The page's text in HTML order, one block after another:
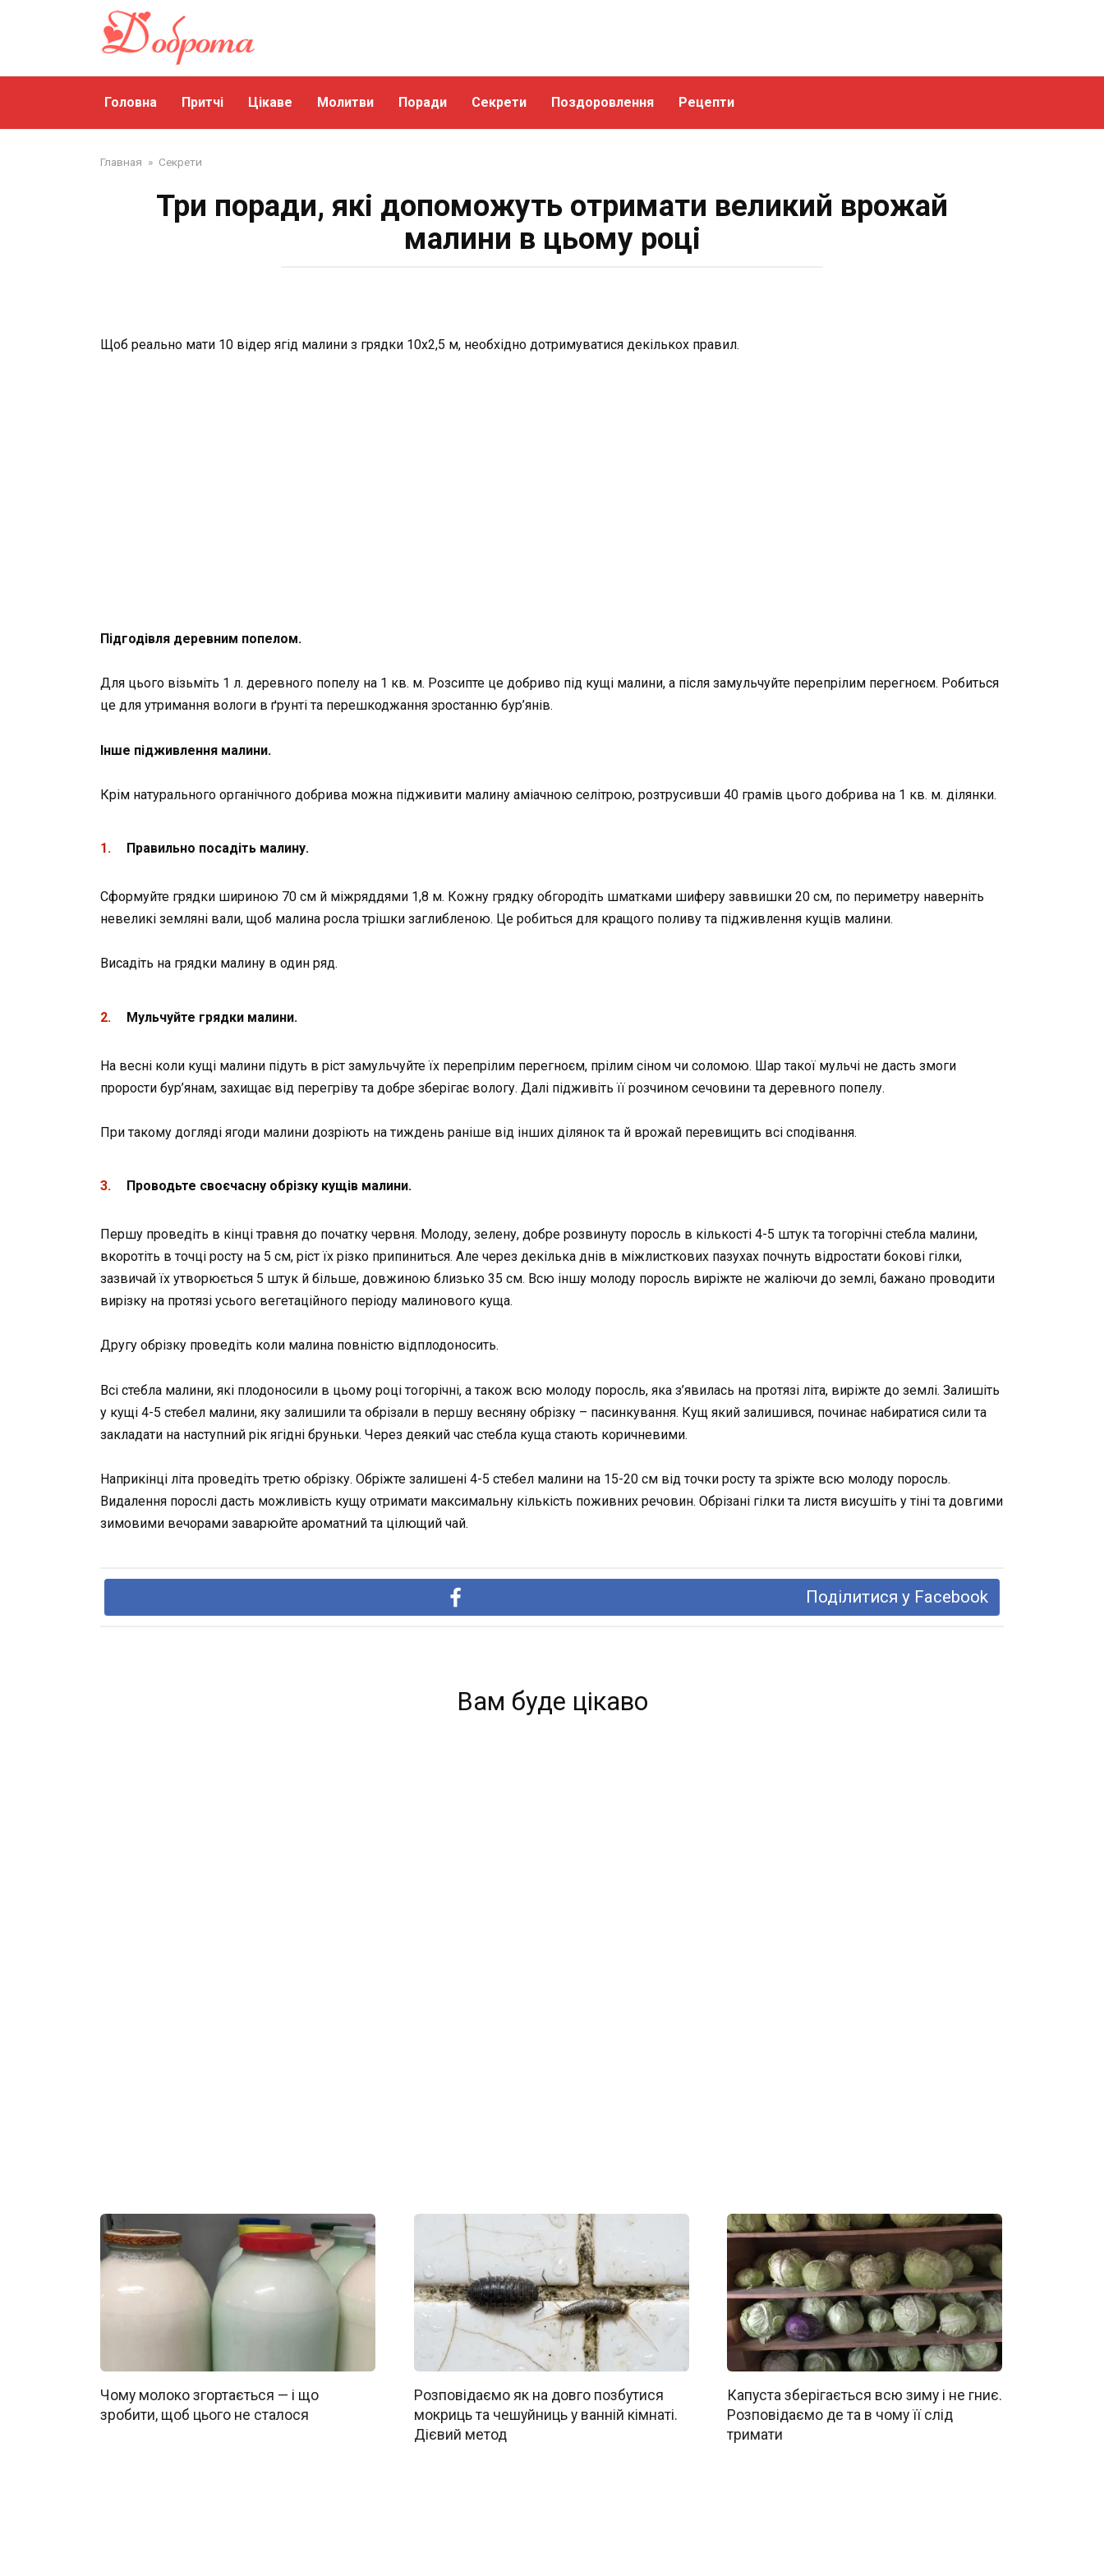
Головна Притчі Цікаве Молитви Поради Секрети Поздоровлення Рецепти
Главная » Секрети
Три поради, які допоможуть отримати великий врожай
малини в цьому році
Щоб реально мати 10 відер ягід малини з грядки 10х2,5 м, необхідно дотримуватися декількох правил.
Підгодівля деревним попелом.
Для цього візьміть 1 л. деревного попелу на 1 кв. м. Розсипте це добриво під кущі малини, а після замульчуйте перепрілим перегноєм. Робиться
це для утримання вологи в ґрунті та перешкоджання зростанню бур’янів.
Інше підживлення малини.
Крім натурального органічного добрива можна підживити малину аміачною селітрою, розтрусивши 40 грамів цього добрива на 1 кв. м. ділянки.
Правильно посадіть малину.
Сформуйте грядки шириною 70 см й міжряддями 1,8 м. Кожну грядку обгородіть шматками шиферу заввишки 20 см, по периметру наверніть
невеликі земляні вали, щоб малина росла трішки заглибленою. Це робиться для кращого поливу та підживлення кущів малини.
Висадіть на грядки малину в один ряд.
Мульчуйте грядки малини.
На весні коли кущі малини підуть в ріст замульчуйте їх перепрілим перегноєм, прілим сіном чи соломою. Шар такої мульчі не дасть змоги
прорости бур’янам, захищає від перегріву та добре зберігає вологу. Далі підживіть її розчином сечовини та деревного попелу.
При такому догляді ягоди малини дозріють на тиждень раніше від інших ділянок та й врожай перевищить всі сподівання.
Проводьте своєчасну обрізку кущів малини.
Першу проведіть в кінці травня до початку червня. Молоду, зелену, добре розвинуту поросль в кількості 4-5 штук та тогорічні стебла малини,
вкоротіть в точці росту на 5 см, ріст їх різко припиниться. Але через декілька днів в міжлисткових пазухах почнуть відростати бокові гілки,
зазвичай їх утворюється 5 штук й більше, довжиною близько 35 см. Всю іншу молоду поросль виріжте не жаліючи до землі, бажано проводити
вирізку на протязі усього вегетаційного періоду малинового куща.
Другу обрізку проведіть коли малина повністю відплодоносить.
Всі стебла малини, які плодоносили в цьому році тогорічні, а також всю молоду поросль, яка з’явилась на протязі літа, виріжте до землі. Залишіть
у кущі 4-5 стебел малини, яку залишили та обрізали в першу весняну обрізку – пасинкування. Кущ який залишився, починає набиратися сили та
закладати на наступний рік ягідні бруньки. Через деякий час стебла куща стають коричневими.
Наприкінці літа проведіть третю обрізку. Обріжте залишені 4-5 стебел малини на 15-20 см від точки росту та зріжте всю молоду поросль.
Видалення порослі дасть можливість кущу отримати максимальну кількість поживних речовин. Обрізані гілки та листя висушіть у тіні та довгими
зимовими вечорами заварюйте ароматний та цілющий чай.
Поділитися у Facebook
Вам буде цікаво
Чому молоко згортається — і що
зробити, щоб цього не сталося
Розповідаємо як на довго позбутися
мокриць та чешуйниць у ванній кімнаті.
Дієвий метод
Капуста зберігається всю зиму і не гниє.
Розповідаємо де та в чому її слід
тримати